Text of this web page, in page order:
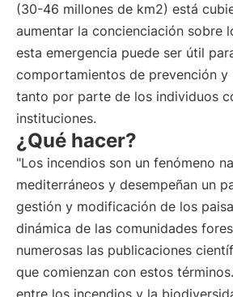
(30-46 millones de km2) está
aumentar la concienciación sobre
esta emergencia puede ser útil
comportamientos de prevención y
tanto por parte de los individuos
instituciones.
¿Qué hacer?
"Los incendios son un fenómeno
mediterráneos y desempeñan un
gestión y modificación de los
dinámica de las comunidades
numerosas las publicaciones
que comienzan con estos
entre los incendios y la